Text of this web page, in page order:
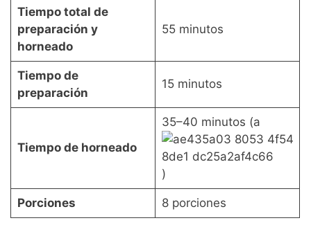
d
e
o
Tiempo total de
preparación y
horneado
55 minutos
Tiempo de
preparación
15 minutos
Tiempo de horneado
35–40 minutos (a
)
Porciones 8 porciones